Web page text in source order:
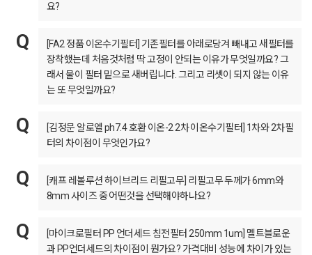
요?
[FA2 정품 이온수기필터] 기존필터를 아래로당겨 빼내고 새필터를
장착했는데 처음것처럼 딱 고정이 안되는 이유가 무엇일까요? 그
래서 물이 필터 밑으로 새버립니다. 그리고 리셋이 되지 않는 이유
는 또 무엇일까요?
[김정문 알로엘 ph7.4 호환 이온-2 2차 이온수기필터] 1차와 2차필
터의 차이점이 무엇인가요?
[캐프 레볼루션 하이브리드 리필고무] 리필고무 두께가 6mm와
8mm 사이즈 중 어떤것을 선택해야하나요?
[마이크로필터 PP 언더세드 침전필터 250mm 1um] 멜트블로운
과 PP언더세드의 차이점이 뭔가요? 가격대비 성능에 차이가 있는